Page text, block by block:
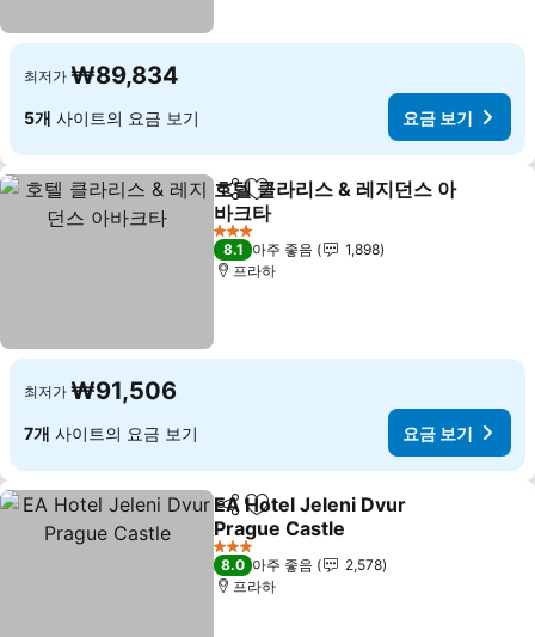
최저가 ₩89,834
5개 사이트의 요금 보기 요금 보기
공유 즐겨찾기에 추가
호텔 클라리스 & 레지던스 아
바크타
요금 보기
3 성급
8.1 아주 좋음
1,898
프라하
최저가 ₩91,506
7개 사이트의 요금 보기 요금 보기
공유 즐겨찾기에 추가
EA Hotel Jeleni Dvur
Prague Castle
요금 보기
3 성급
8.0 아주 좋음
2,578
프라하